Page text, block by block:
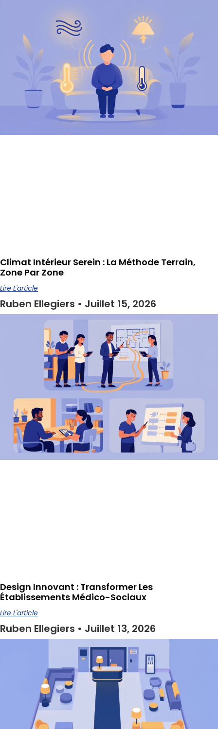
Climat Intérieur Serein : La Méthode Terrain,
Zone Par Zone
Lire L'article
Ruben Ellegiers Juillet 15, 2026
Design Innovant : Transformer Les
Établissements Médico-Sociaux
Lire L'article
Ruben Ellegiers Juillet 13, 2026